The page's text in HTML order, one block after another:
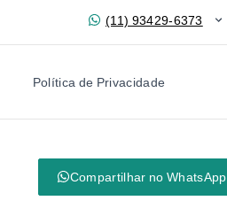
(11) 93429-6373
Política de Privacidade
Compartilhar no WhatsApp